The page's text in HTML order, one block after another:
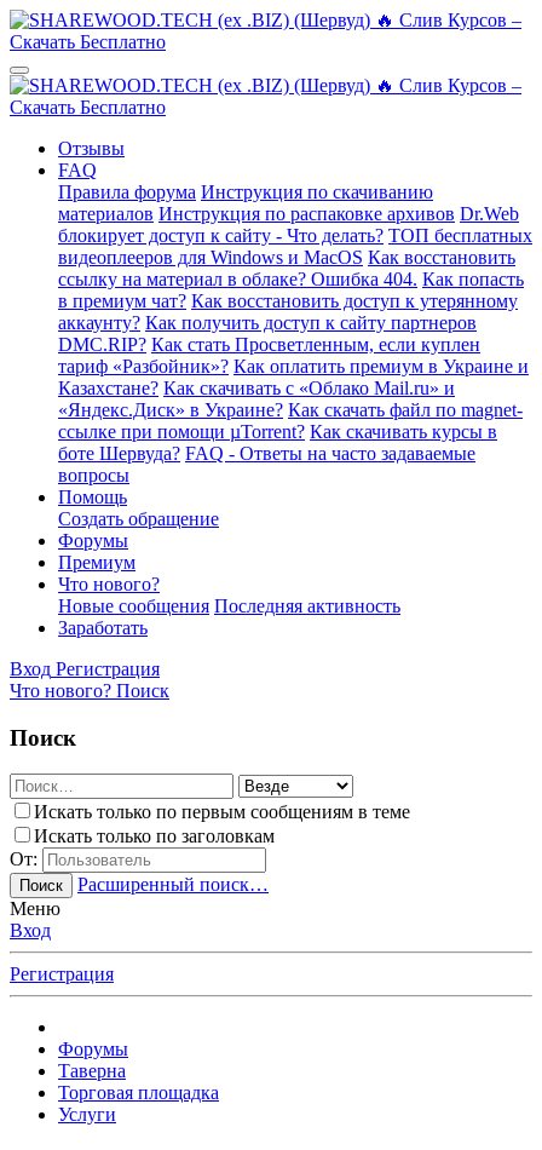
Отзывы
FAQ
Правила форума Инструкция по скачиванию
материалов Инструкция по распаковке архивов Dr.Web
блокирует доступ к сайту - Что делать? ТОП бесплатных
видеоплееров для Windows и MacOS Как восстановить
ссылку на материал в облаке? Ошибка 404. Как попасть
в премиум чат? Как восстановить доступ к утерянному
аккаунту? Как получить доступ к сайту партнеров
DMC.RIP? Как стать Просветленным, если куплен
тариф «Разбойник»? Как оплатить премиум в Украине и
Казахстане? Как скачивать с «Облако Mail.ru» и
«Яндекс.Диск» в Украине? Как скачать файл по magnet-
ссылке при помощи µTorrent? Как скачивать курсы в
боте Шервуда? FAQ - Ответы на часто задаваемые
вопросы
Помощь
Создать обращение
Форумы
Премиум
Что нового?
Новые сообщения Последняя активность
Заработать
Вход Регистрация
Что нового? Поиск
Поиск
Искать только по первым сообщениям в теме
Искать только по заголовкам
От:
Поиск
Расширенный поиск…
Меню
Вход
Регистрация
Форумы
Таверна
Торговая площадка
Услуги